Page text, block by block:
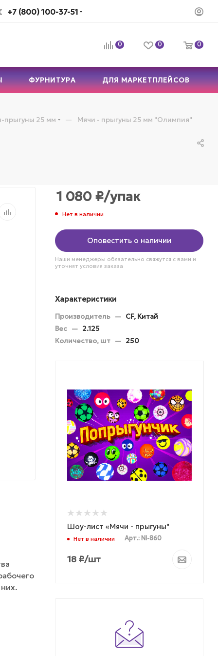
+7 (800) 100-37-51
0 0 0
ФУРНИТУРА ДЛЯ МАРКЕТПЛЕЙСОВ
прыгуны 25 мм — Мячи - прыгуны 25 мм "Олимпия"
1 080 ₽/упак
Нет в наличии
Оповестить о наличии
Наши менеджеры обязательно свяжутся с вами и
уточнят условия заказа
Характеристики
Производитель — CF, Китай
Вес — 2.125
Количество, шт — 250
Шоу-лист «Мячи - прыгуны"
Нет в наличии Арт.: NI-860
18 ₽/шт